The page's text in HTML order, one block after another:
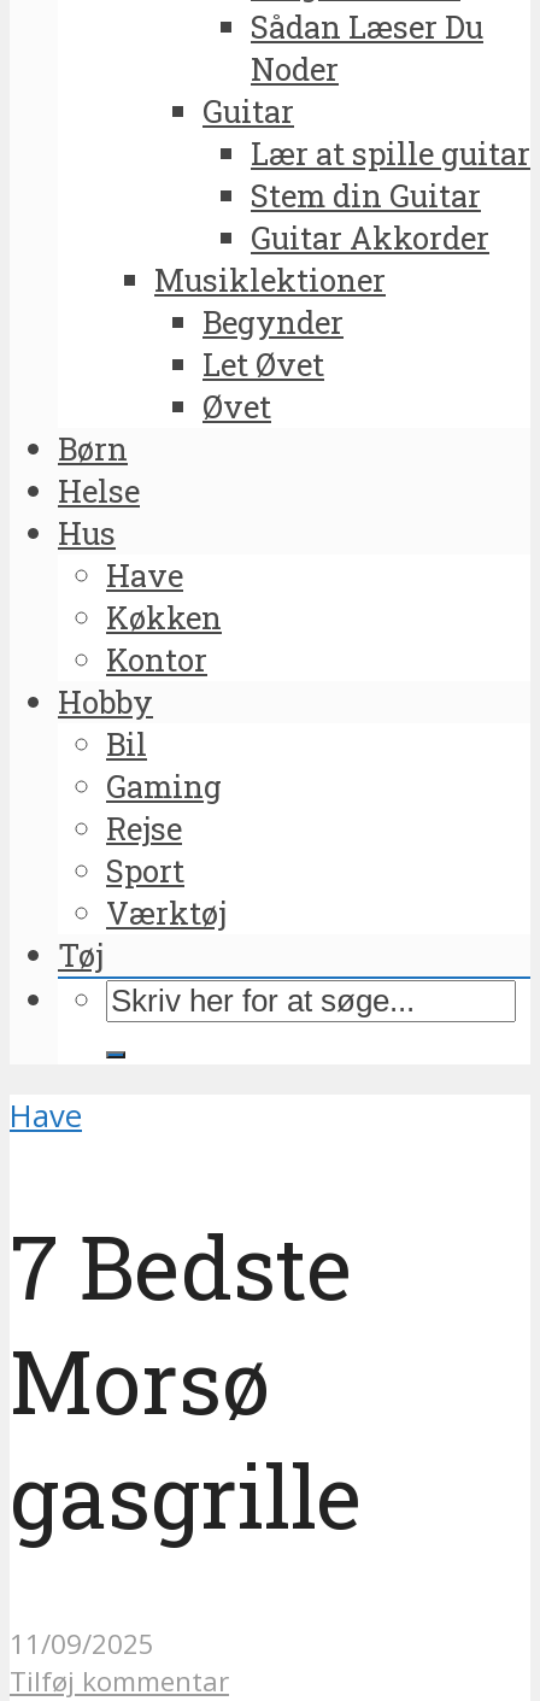
Sådan Læser Du
Noder
Guitar
Lær at spille guitar
Stem din Guitar
Guitar Akkorder
Musiklektioner
Begynder
Let Øvet
Øvet
Børn
Helse
Hus
Have
Køkken
Kontor
Hobby
Bil
Gaming
Rejse
Sport
Værktøj
Tøj
Have
7 Bedste
Morsø
gasgrille
11/09/2025
Tilføj kommentar